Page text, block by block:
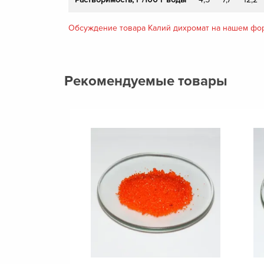
Обсуждение товара Калий дихромат на нашем
Рекомендуемые товары